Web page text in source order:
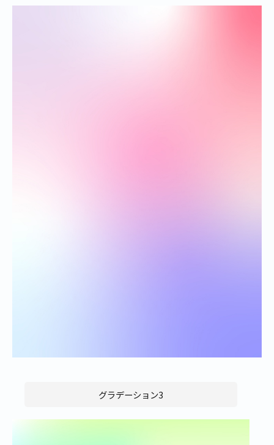
グラデーション3